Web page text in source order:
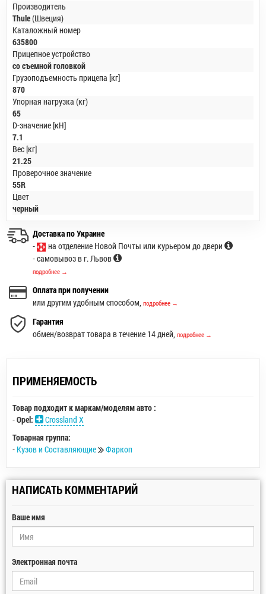
Производитель
Thule(Швеция)
Каталожный номер
635800
Прицепное устройство
со съемной головкой
Грузоподъемность прицепа [кг]
870
Упорная нагрузка (кг)
65
D-значение [кН]
7.1
Вес [кг]
21.25
Проверочное значение
55R
Цвет
черный
Доставка по Украине
-
на отделение Новой Почты или курьером до двери
- самовывоз в г. Львов
подробнее →
Оплата при получении
или другим удобным способом, подробнее →
Гарантия
обмен/возврат товара в течение 14 дней, подробнее →
ПРИМЕНЯЕМОСТЬ
Товар подходит к маркам/моделям авто :
-Opel:
Crossland X
Товарная группа:
- Кузов и Составляющие Фаркоп
НАПИСАТЬ КОММЕНТАРИЙ
Ваше имя
Электронная почта